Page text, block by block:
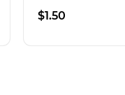
$1.50